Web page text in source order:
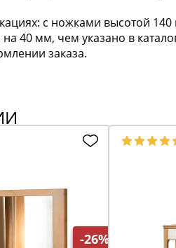
с ножками высотой
40 мм, чем указано в
заказа.
-26%